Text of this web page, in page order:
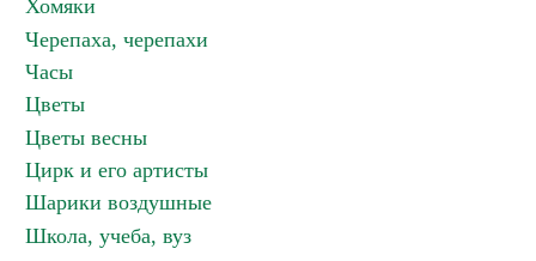
Хомяки
Черепаха, черепахи
Часы
Цветы
Цветы весны
Цирк и его артисты
Шарики воздушные
Школа, учеба, вуз